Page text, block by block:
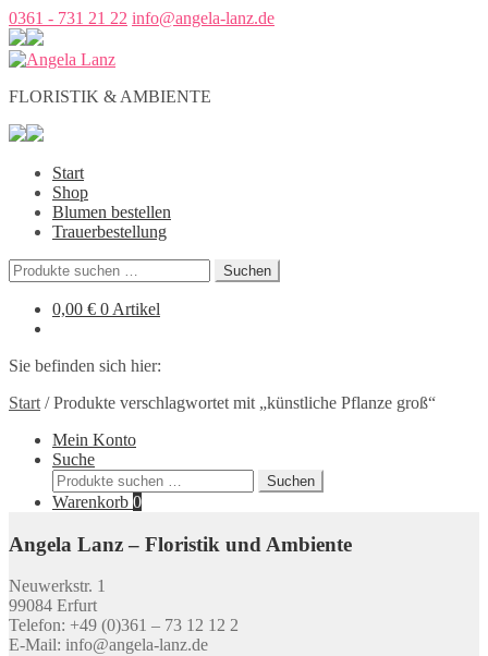
0361 - 731 21 22 info@angela-lanz.de
FLORISTIK & AMBIENTE
Start
Shop
Blumen bestellen
Trauerbestellung
Suchen
nach:
Suchen
0,00 € 0 Artikel
Sie befinden sich hier:
Start /Produkte verschlagwortet mit „künstliche Pflanze groß“
Mein Konto
Suche
Suchen
nach:
Suchen
Warenkorb 0
Angela Lanz – Floristik und Ambiente
Neuwerkstr. 1
99084 Erfurt
Telefon: +49 (0)361 – 73 12 12 2
E-Mail: info@angela-lanz.de